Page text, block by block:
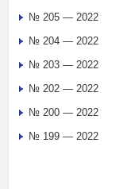
№ 205 — 2022
№ 204 — 2022
№ 203 — 2022
№ 202 — 2022
№ 200 — 2022
№ 199 — 2022